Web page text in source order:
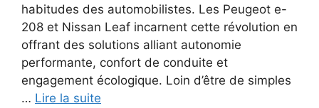
habitudes des automobilistes. Les Peugeot e-
208 et Nissan Leaf incarnent cette révolution en
offrant des solutions alliant autonomie
performante, confort de conduite et
engagement écologique. Loin d’être de simples
… Lire la suite